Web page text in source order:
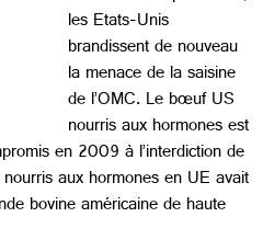
les Etats-Unis
brandissent de nouveau
la menace de la saisine
de l’OMC. Le bœuf US
nourris aux hormones est
en 2009 à l’interdiction de
aux hormones en UE avait
bovine américaine de haute